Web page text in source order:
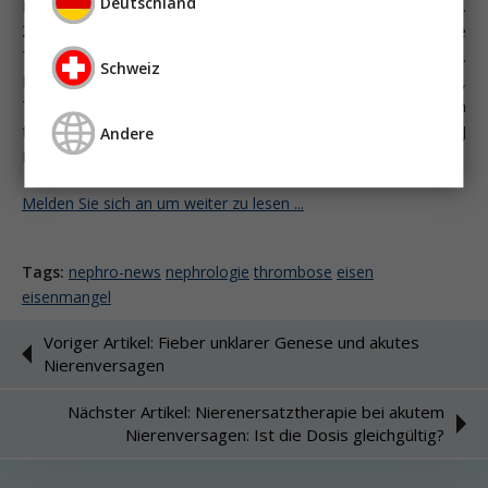
Eisenmangel und ischämischem Insult bzw.
Zentralvenenthrombose hatten vier Kinder eine
Thrombozytose (Hartfield DS, Pediatr Neurol 16:50-53, 1997).
In einer prospektiven Studie waren ausgeprägte Anämie,
Thrombophilie und Hypercholesterinämie die Risikofaktoren
für das Auftreten von Zentralvenenthrombosen (Stolz E, J
Neurol 254:729-734, 2007).
Melden Sie sich an um weiter zu lesen ...
Tags: nephro-news nephrologie thrombose eisen
eisenmangel
Voriger Artikel: Fieber unklarer Genese und akutes
Nierenversagen
Nächster Artikel: Nierenersatztherapie bei akutem
Nierenversagen: Ist die Dosis gleichgültig?
Schweiz
Andere